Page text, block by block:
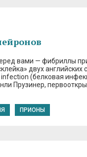
вами — фибриллы
двух английских
(белковая
Прузинер,
ПРИОНЫ